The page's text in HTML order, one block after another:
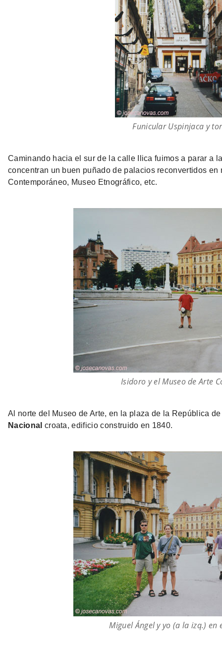
Funicular Uspinjaca y
Caminando hacia el sur de la calle Ilica fuimos a parar a
concentran un buen puñado de palacios reconvertidos en
Contemporáneo, Museo Etnográfico, etc.
Isidoro y el Museo de Arte
Al norte del Museo de Arte, en la plaza de la República
Nacional croata, edificio construido en 1840.
Miguel Ángel y yo (a la izq.) en